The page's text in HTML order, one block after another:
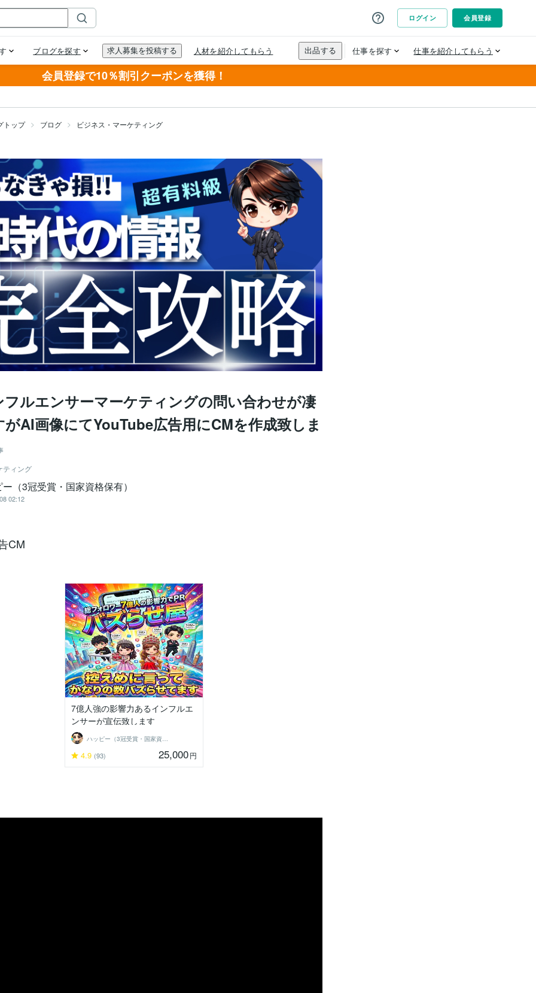
会員登録で10％割引クーポンを獲得！
トップ ブログ ビジネス・マーケティング
フルエンサーマーケティングの問い合わせが凄
AI画像にてYouTube広告用にCMを作成致しま
ティング
（3冠受賞・国家資格保有）
02:12
CM
7億人強の影響力あるインフルエ
ンサーが宣伝致します
ハッピー（3冠受賞・国家資格保有）
4.9 (93) 25,000円